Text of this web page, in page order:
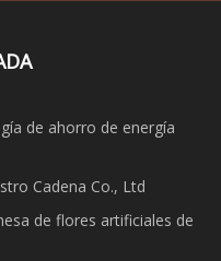
de ahorro de energía
Cadena Co., Ltd
de flores artificiales de